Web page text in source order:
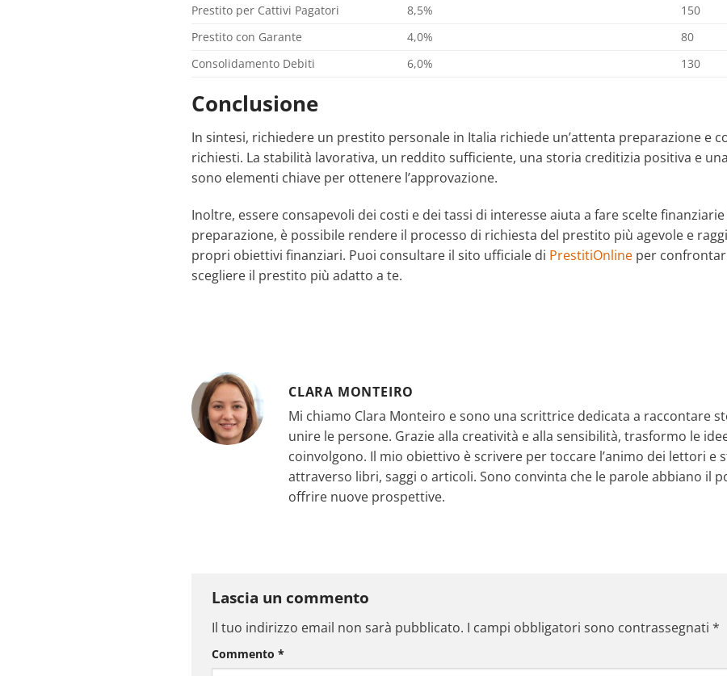
Prestito per Cattivi Pagatori
8,5%
150
Prestito con Garante
4,0%
80
Consolidamento Debiti
6,0% 130
Conclusione
In sintesi, richiedere un prestito personale in Italia richiede un’attenta preparazione e
richiesti. La stabilità lavorativa, un reddito sufficiente, una storia creditizia positiva e
sono elementi chiave per ottenere l’approvazione.
Inoltre, essere consapevoli dei costi e dei tassi di interesse aiuta a fare scelte
preparazione, è possibile rendere il processo di richiesta del prestito più agevole e
propri obiettivi finanziari. Puoi consultare il sito ufficiale di PrestitiOnline per
scegliere il prestito più adatto a te.
CLARA MONTEIRO
Mi chiamo Clara Monteiro e sono una scrittrice dedicata a raccontare
unire le persone. Grazie alla creatività e alla sensibilità, trasformo le
coinvolgono. Il mio obiettivo è scrivere per toccare l’animo dei lettori e
attraverso libri, saggi o articoli. Sono convinta che le parole abbiano il
offrire nuove prospettive.
Lascia un commento
Il tuo indirizzo email non sarà pubblicato. I campi obbligatori sono contrassegnati *
Commento *